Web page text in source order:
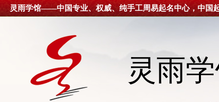
灵雨学馆——中国专业、权威、纯手工周易起名中心，中国
灵雨